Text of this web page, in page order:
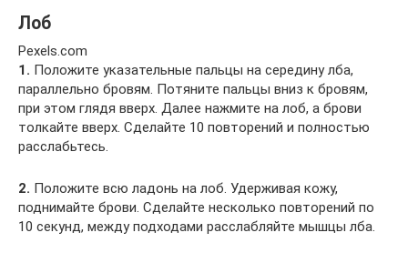
Лоб
Pexels.com
1. Положите указательные пальцы на середину лба,
параллельно бровям. Потяните пальцы вниз к бровям,
при этом глядя вверх. Далее нажмите на лоб, а брови
толкайте вверх. Сделайте 10 повторений и полностью
расслабьтесь.
2. Положите всю ладонь на лоб. Удерживая кожу,
поднимайте брови. Сделайте несколько повторений по
10 секунд, между подходами расслабляйте мышцы лба.